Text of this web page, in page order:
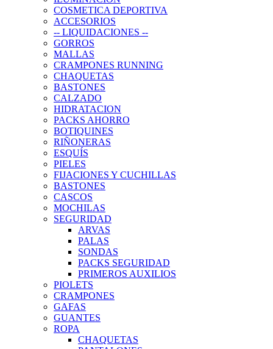
COSMETICA DEPORTIVA
ACCESORIOS
-- LIQUIDACIONES --
GORROS
MALLAS
CRAMPONES RUNNING
CHAQUETAS
BASTONES
CALZADO
HIDRATACION
PACKS AHORRO
BOTIQUINES
RIÑONERAS
ESQUÍS
PIELES
FIJACIONES Y CUCHILLAS
BASTONES
CASCOS
MOCHILAS
SEGURIDAD
ARVAS
PALAS
SONDAS
PACKS SEGURIDAD
PRIMEROS AUXILIOS
PIOLETS
CRAMPONES
GAFAS
GUANTES
ROPA
CHAQUETAS